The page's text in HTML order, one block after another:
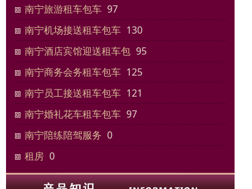
南宁旅游租车包车 97
南宁机场接送租车包车 130
南宁酒店宾馆迎送租车包 95
南宁商务会务租车包车 125
南宁员工接送租车包车 121
南宁婚礼花车租车包车 97
南宁陪练陪驾服务 0
租房 0